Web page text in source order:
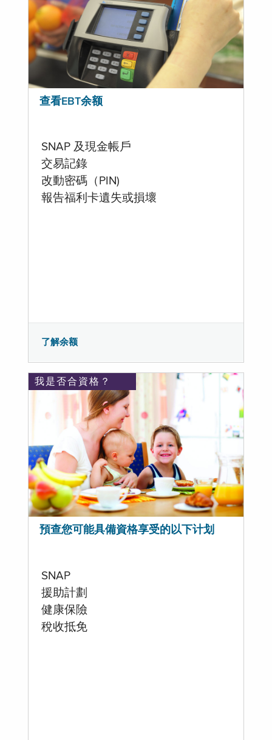
查看EBT余额
SNAP 及現金帳戶
交易記錄
改動密碼（PIN)
報告福利卡遺失或損壞
了解余额
我是否合資格？
預查您可能具備資格享受的以下计划
SNAP
援助計劃
健康保險
稅收抵免